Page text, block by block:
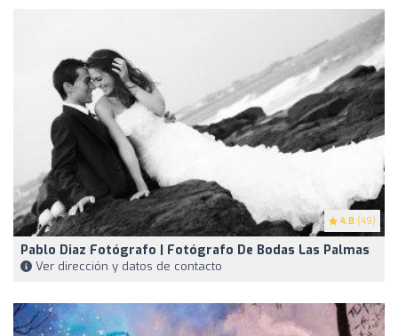
4.8 (49)
Pablo Diaz Fotógrafo | Fotógrafo De Bodas Las Palmas
Ver dirección y datos de contacto